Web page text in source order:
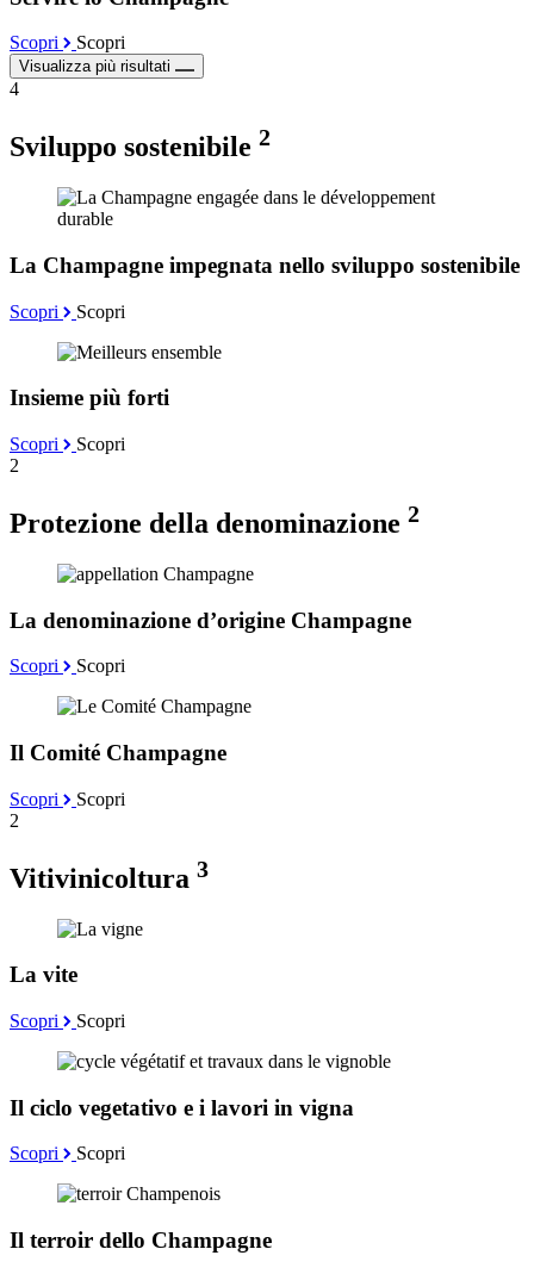
Scopri Scopri
Visualizza più risultati
4
Sviluppo sostenibile 2
La Champagne impegnata nello sviluppo sostenibile
Scopri Scopri
Insieme più forti
Scopri
Scopri
2
Protezione della denominazione 2
La denominazione d’origine Champagne
Scopri Scopri
Il Comité Champagne
Scopri
Scopri
2
Vitivinicoltura 3
La vite
Scopri Scopri
Il ciclo vegetativo e i lavori in vigna
Scopri Scopri
Il terroir dello Champagne